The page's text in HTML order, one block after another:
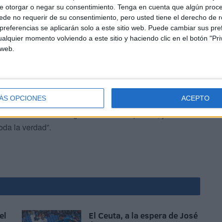
otorgar o negar su consentimiento. Tenga en cuenta que algún
no requerir de su consentimiento, pero usted tiene el derecho de
se aplicarán solo a este sitio web. Puede cambiar sus
momento volviendo a este sitio y haciendo clic en el botón
OPCIONES ACEPTO
hubo una invasión de campo tanto por parte de
“queriendo pegar a nuestros jugadores”, dicen
en el acta del colegiado al final del partido, y eso ha
la verdad”.
El Ceuta, a la espera de José